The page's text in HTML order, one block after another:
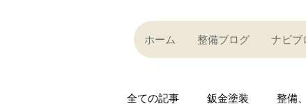
ホーム 整備ブログ ナビブ
全ての記事 鈑金塗装 整備